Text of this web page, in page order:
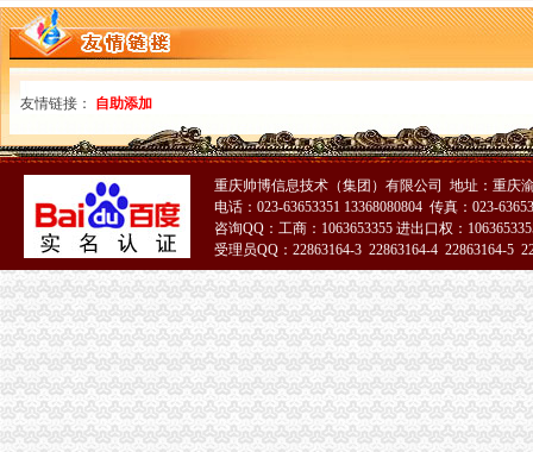
日淘包裹不幸被税,回忆一下我从重庆上清寺海关取包裹的流程-海淘
重庆GDP超过深圳将发生在哪一年?-知乎
重庆海关注册登记
2014中华共和国海关AA类企业年鉴（精）-作者：海关总署稽查司-
海关收发货人登记证书
北京海关：《进出口收发货人登记证书》丢失-报关员通关指南--育路报
进出口货物登记证长期有效-杭州新闻中心-杭州网
进出口货物收发货人报关注册登记证书
1400多家外贸企业需在下月底前换证-浙商动态-浙商频道-浙江都市网
海关报关单位注册登记证书
深圳海关网上服务大厅>办事指南>企业管理
宁德海关：简化企业注册登记手续_宁德新闻_福建之窗
海关报关注册登记证书
【青关动态】海关报关企业注册登记提速的“密”-搜狐
宁波海关对报关注册登记证书换证期限的规定-customhy的日志-网易
海关报关登记证书
友情链接： 自助添加
重庆帅博信息技术（集团）有限公司 地址：重庆
电话：023-63653351 13368080804 传真：023-
咨询QQ：工商：1063653355 进出口权：
受理员QQ：22863164-3 22863164-4 22863164-5